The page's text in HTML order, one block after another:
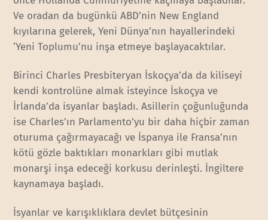
Ve oradan da bugünkü ABD’nin New England
kıyılarına gelerek, Yeni Dünya’nın hayallerindeki
‘Yeni Toplumu’nu inşa etmeye başlayacaktılar.
Birinci Charles Presbiteryan İskoçya’da da kiliseyi
kendi kontrolüne almak isteyince İskoçya ve
İrlanda’da isyanlar başladı. Asillerin çoğunluğunda
ise Charles’ın Parlamento’yu bir daha hiçbir zaman
oturuma çağırmayacağı ve İspanya ile Fransa’nın
kötü gözle baktıkları monarkları gibi mutlak
monarşi inşa edeceği korkusu derinleşti. İngiltere
kaynamaya başladı.
İsyanlar ve karışıklıklara devlet bütçesinin